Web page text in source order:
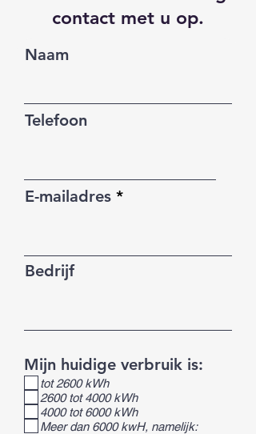
contact met u op.
Naam
Telefoon
E-mailadres
Bedrijf
Mijn huidige verbruik is:
tot 2600 kWh
2600 tot 4000 kWh
4000 tot 6000 kWh
Meer dan 6000 kwH, namelijk: